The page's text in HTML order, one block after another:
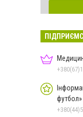
футбол»